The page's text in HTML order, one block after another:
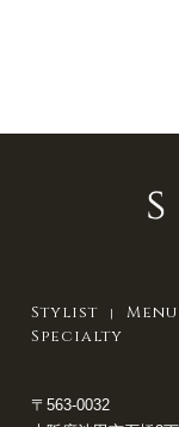
Stylist Menu
Specialty
〒563-0032